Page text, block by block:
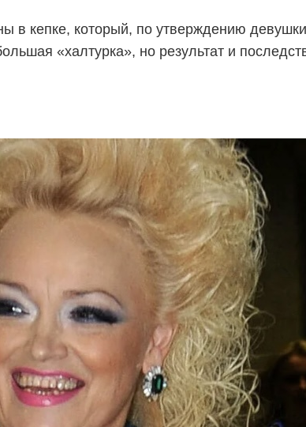
в кепке, который, по утверждению
«халтурка», но результат и